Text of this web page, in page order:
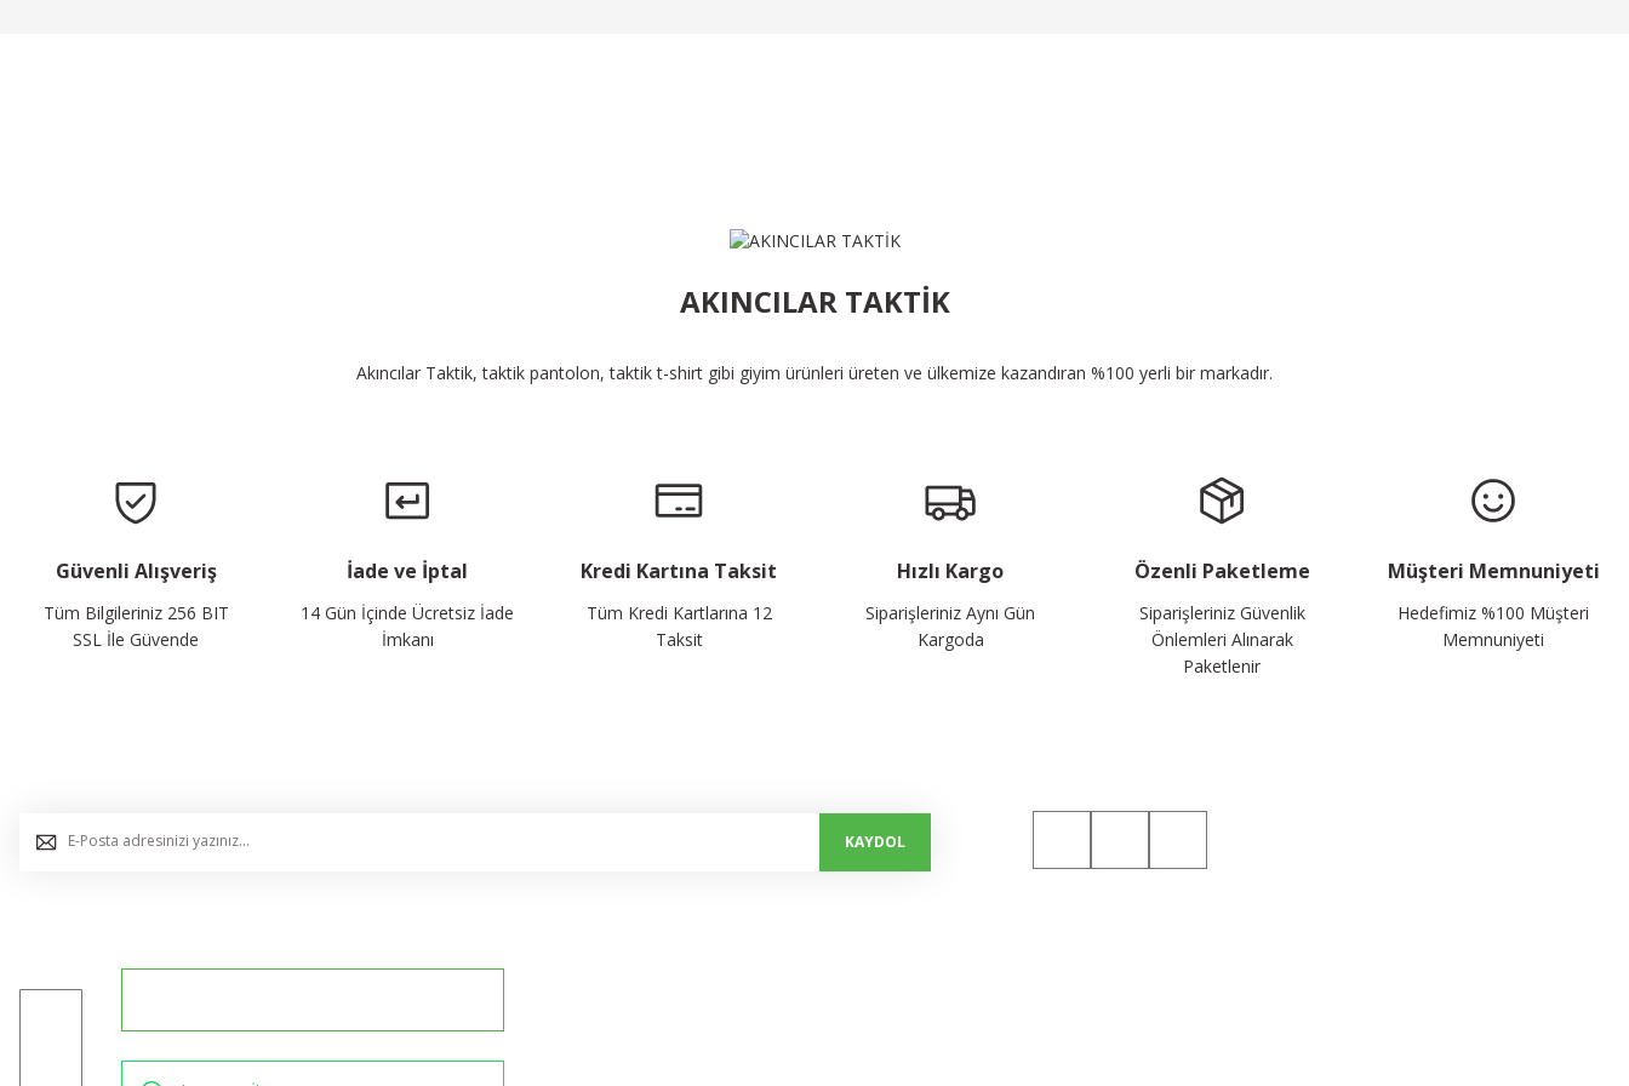
AKINCILAR TAKTİK
Akıncılar Taktik, taktik pantolon, taktik t-shirt gibi giyim ürünleri üreten ve ülkemize kazandıran %100 yerli bir markadır.
Güvenli Alışveriş
Tüm Bilgileriniz 256 BIT
SSL İle Güvende
İade ve İptal
14 Gün İçinde Ücretsiz İade
İmkanı
Kredi Kartına Taksit
Tüm Kredi Kartlarına 12
Taksit
Hızlı Kargo
Siparişleriniz Aynı Gün
Kargoda
Özenli Paketleme
Siparişleriniz Güvenlik
Önlemleri Alınarak
Paketlenir
Müşteri Memnuniyeti
Hedefimiz %100 Müşteri
Memnuniyeti
KAYDOL